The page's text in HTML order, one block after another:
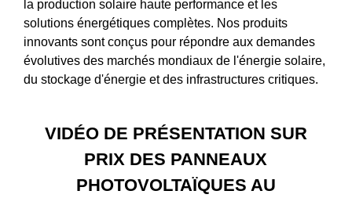
la production solaire haute performance et les
solutions énergétiques complètes. Nos produits
innovants sont conçus pour répondre aux demandes
évolutives des marchés mondiaux de l'énergie solaire,
du stockage d'énergie et des infrastructures critiques.
VIDÉO DE PRÉSENTATION SUR
PRIX ​​DES PANNEAUX
PHOTOVOLTAÏQUES AU